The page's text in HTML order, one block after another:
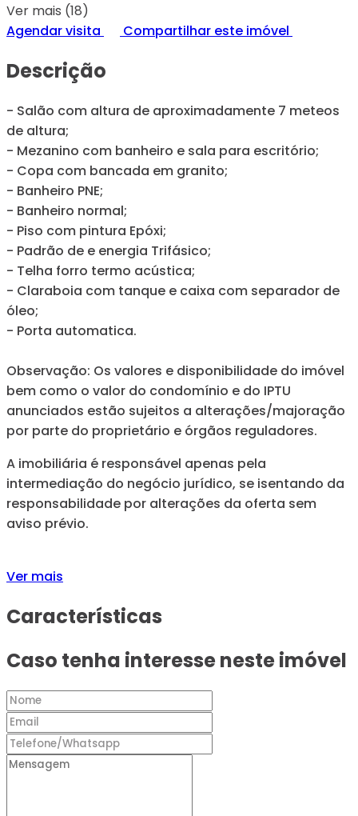
Ver mais (18)
Agendar visita
Compartilhar este imóvel
Descrição
- Salão com altura de aproximadamente 7 meteos
de altura;
- Mezanino com banheiro e sala para escritório;
- Copa com bancada em granito;
- Banheiro PNE;
- Banheiro normal;
- Piso com pintura Epóxi;
- Padrão de e energia Trifásico;
- Telha forro termo acústica;
- Claraboia com tanque e caixa com separador de
óleo;
- Porta automatica.
Observação: Os valores e disponibilidade do imóvel
bem como o valor do condomínio e do IPTU
anunciados estão sujeitos a alterações/majoração
por parte do proprietário e órgãos reguladores.
A imobiliária é responsável apenas pela
intermediação do negócio jurídico, se isentando da
responsabilidade por alterações da oferta sem
aviso prévio.
Ver mais
Características
Caso tenha interesse neste imóvel